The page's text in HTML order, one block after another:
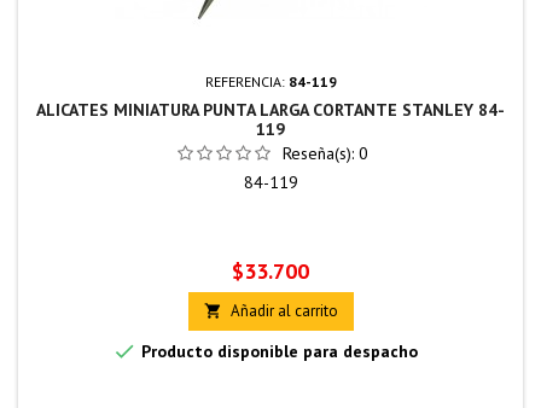
REFERENCIA: 84-119
ALICATES MINIATURA PUNTA LARGA CORTANTE STANLEY 84-
119
Reseña(s): 0
84-119
Precio
$33.700
 Añadir al carrito
 Producto disponible para despacho